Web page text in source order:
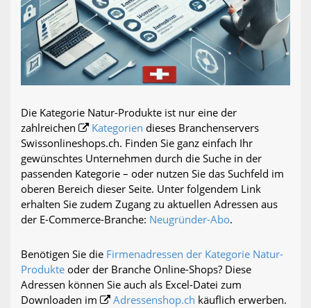
Die Kategorie Natur-Produkte ist nur eine der
zahlreichen
Kategorien dieses Branchenservers
Swissonlineshops.ch. Finden Sie ganz einfach Ihr
gewünschtes Unternehmen durch die Suche in der
passenden Kategorie – oder nutzen Sie das Suchfeld im
oberen Bereich dieser Seite. Unter folgendem Link
erhalten Sie zudem Zugang zu aktuellen Adressen aus
der E-Commerce-Branche: Neugründer-Abo.
Benötigen Sie die Firmenadressen der Kategorie Natur-
Produkte oder der Branche Online-Shops? Diese
Adressen können Sie auch als Excel-Datei zum
Downloaden im
Adressenshop.ch käuflich erwerben.